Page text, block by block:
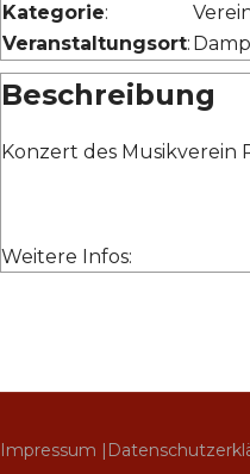
Kategorie:
Veranstaltungsort:
Beschreibung
Konzert des Musikverein
Weitere Infos:
Impressum |